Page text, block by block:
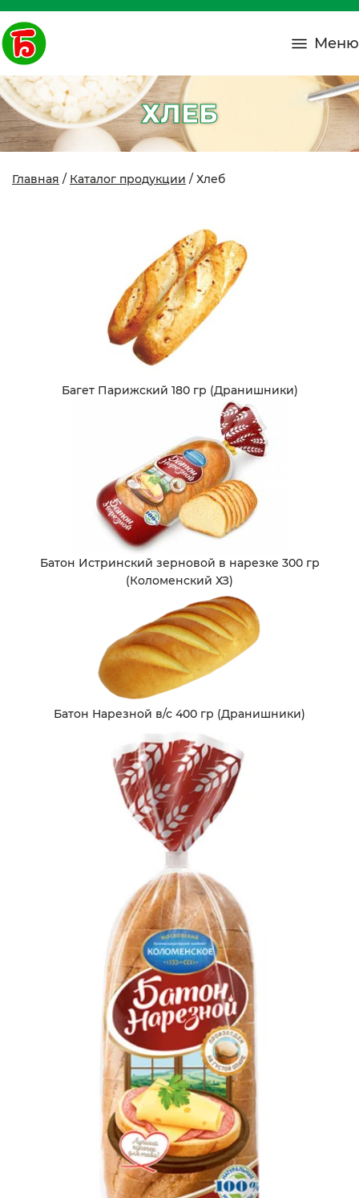
Меню
ХЛЕБ
Главная / Каталог продукции / Хлеб
Багет Парижский 180 гр (Дранишники)
Батон Истринский зерновой в нарезке 300 гр
(Коломенский ХЗ)
Батон Нарезной в/с 400 гр (Дранишники)